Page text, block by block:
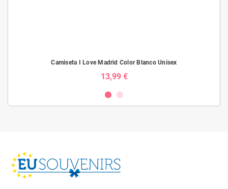
Camiseta I Love Madrid Color Blanco Unisex
13,99 €